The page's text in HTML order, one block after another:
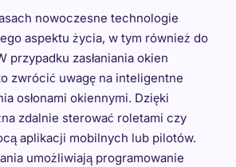
nowoczesne technologie
aspektu życia, w tym również do
przypadku zasłaniania okien
zwrócić uwagę na inteligentne
osłonami okiennymi. Dzięki
zdalnie sterować roletami czy
aplikacji mobilnych lub pilotów.
umożliwiają programowanie